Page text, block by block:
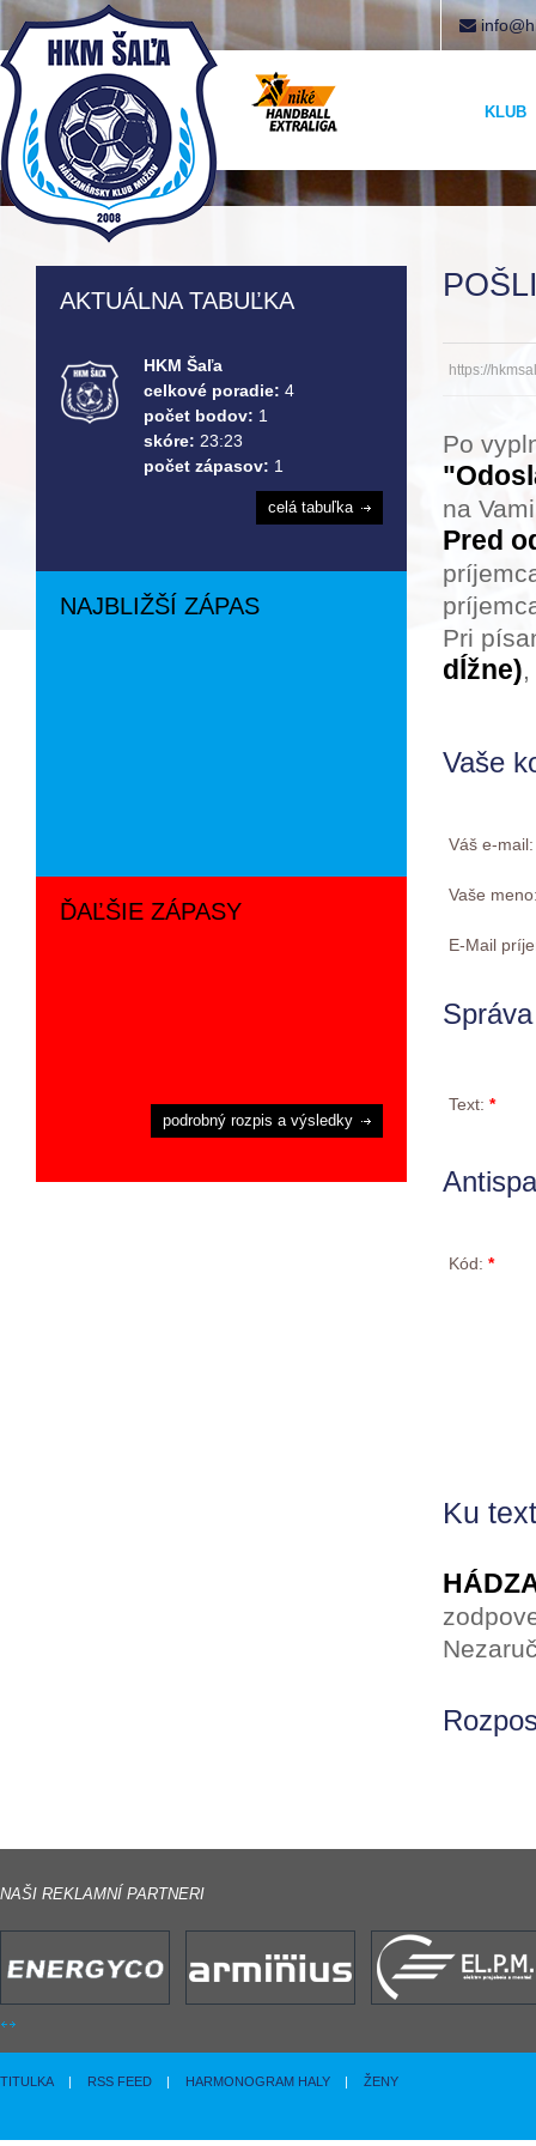
KLUB
https://
Po
na
Pred
Pri
dĺžne)
Vaše
Váš e-
Vaše
E-Mail
Správa
Text: *
Kód: *
Ku
AKTUÁLNA TABUĽKA
HKM Šaľa
celkové poradie: 4
počet bodov: 1
skóre: 23:23
počet zápasov: 1
celá tabuľka
NAJBLIŽŠÍ ZÁPAS
ĎAĽŠIE ZÁPASY
podrobný rozpis a výsledky
NAŠI REKLAMNÍ PARTNERI
TITULKA | RSS FEED | HARMONOGRAM HALY | ŽENY